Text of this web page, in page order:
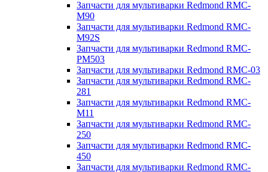
Запчасти для мультиварки Redmond RMC-
M90
Запчасти для мультиварки Redmond RMC-
M92S
Запчасти для мультиварки Redmond RMC-
PM503
Запчасти для мультиварки Redmond RMC-03
Запчасти для мультиварки Redmond RMC-
281
Запчасти для мультиварки Redmond RMC-
M11
Запчасти для мультиварки Redmond RMC-
250
Запчасти для мультиварки Redmond RMC-
450
Запчасти для мультиварки Redmond RMC-